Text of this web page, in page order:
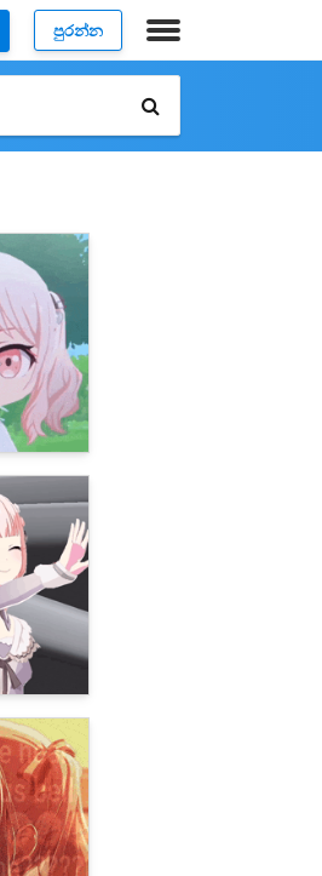
පුරන්න